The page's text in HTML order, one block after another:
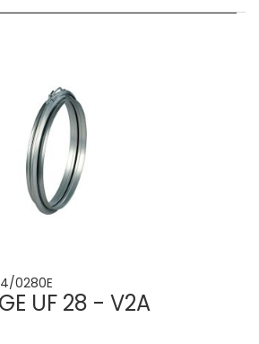
0280E
UF 28 - V2A